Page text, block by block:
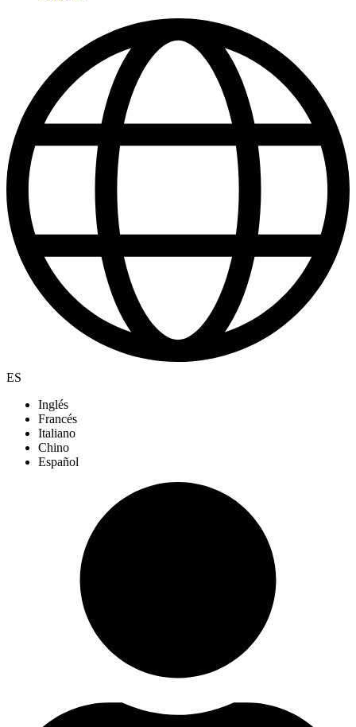
ES
Inglés
Francés
Italiano
Chino
Español